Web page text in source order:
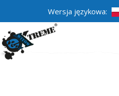
Wersja językowa: